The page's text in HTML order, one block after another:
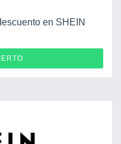
en SHEIN